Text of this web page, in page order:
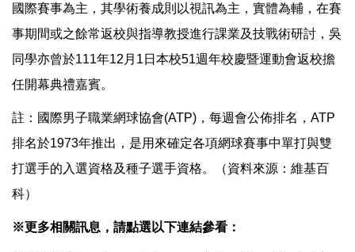
國際賽事為主，其學術養成則以視訊為主，實體為輔，在賽
事期間或之餘常返校與指導教授進行課業及技戰術研討，吳
同學亦曾於111年12月1日本校51週年校慶暨運動會返校擔
任開幕典禮嘉賓。
註：國際男子職業網球協會(ATP)，每週會公佈排名，ATP
排名於1973年推出，是用來確定各項網球賽事中單打與雙
打選手的入選資格及種子選手資格。（資料來源：維基百
科）
※更多相關訊息，請點選以下連結參看：